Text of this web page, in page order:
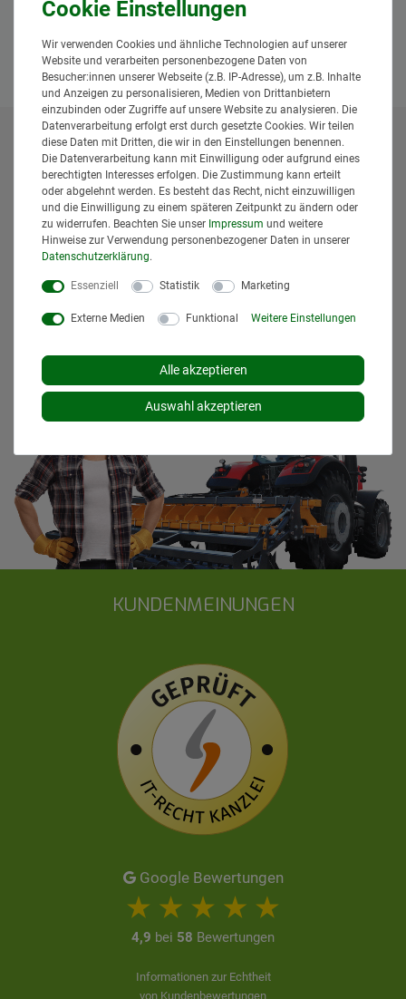
* Alle Preise inklusive gesetzlicher Mehrwertsteuer und
zuzüglichVersandkosten. Der Versand erfolgt bei vielen
Artikeln bei Bestellungen bis 14 Uhr und Sofortbezahlung
(z.B. PayPal) bereits am gleichen Werktag. Die angegebenen
Lieferzeiten gelten für Lieferungen innerhalb Deutschlands.
Die angezeigten Versandkosten beziehen sich auf den
Versand innerhalb Deutschlands, soweit kein anders
Lieferland ausgewählt wurde. Versandkosten und
denVersandinformationen
KUNDENMEINUNGEN
Google Bewertungen
4,9 bei 58 Bewertungen
Informationen zur Echtheit
von Kundenbewertungen
Wir verwenden Cookies und ähnliche Technologien auf unserer
Website und verarbeiten personenbezogene Daten von
Besucher:innen unserer Webseite (z.B. IP-Adresse), um z.B. Inhalte
und Anzeigen zu personalisieren, Medien von Drittanbietern
einzubinden oder Zugriffe auf unsere Website zu analysieren. Die
Datenverarbeitung erfolgt erst durch gesetzte Cookies. Wir teilen
diese Daten mit Dritten, die wir in den Einstellungen benennen.
Die Datenverarbeitung kann mit Einwilligung oder aufgrund eines
berechtigten Interesses erfolgen. Die Zustimmung kann erteilt
oder abgelehnt werden. Es besteht das Recht, nicht einzuwilligen
und die Einwilligung zu einem späteren Zeitpunkt zu ändern oder
zu widerrufen. Beachten Sie unser Impressum und weitere
Hinweise zur Verwendung personenbezogener Daten in unserer
Daten­schutz­erklärung.
Essenziell Statistik Marketing
Externe Medien Funktional Weitere Einstellungen
Alle akzeptieren
Auswahl akzeptieren